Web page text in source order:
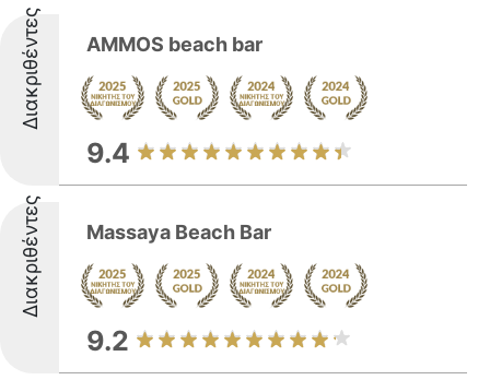
Διακριθέντες AMMOS beach bar
9.4
Διακριθέντες Massaya Beach Bar
9.2